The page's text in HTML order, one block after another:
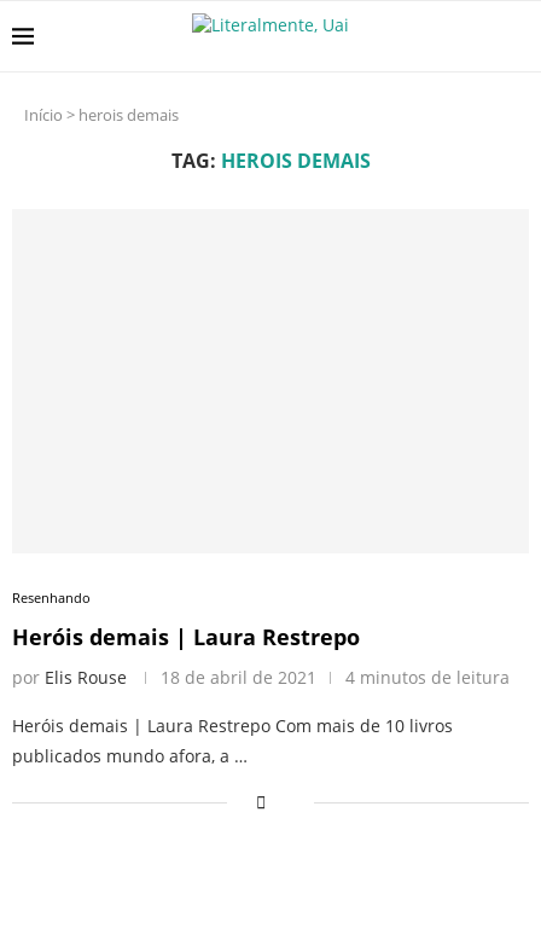
Início > herois demais
TAG: HEROIS DEMAIS
Resenhando
Heróis demais | Laura Restrepo
por Elis Rouse 18 de abril de 2021 4 minutos de leitura
Heróis demais | Laura Restrepo Com mais de 10 livros
publicados mundo afora, a …